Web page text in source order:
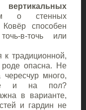
о стенных
Ковёр способен
в-точь или
к традиционной,
опасна. Не
чересчур много,
и на пол?
в варианте,
и гардин не